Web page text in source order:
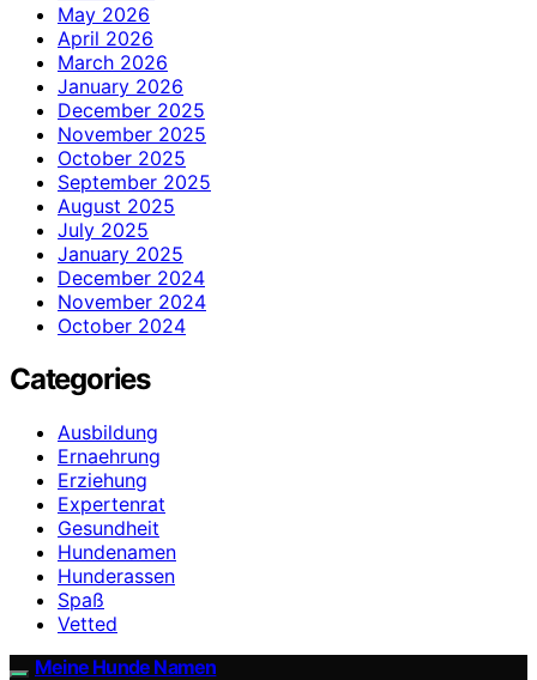
May 2026
April 2026
March 2026
January 2026
December 2025
November 2025
October 2025
September 2025
August 2025
July 2025
January 2025
December 2024
November 2024
October 2024
Categories
Ausbildung
Ernaehrung
Erziehung
Expertenrat
Gesundheit
Hundenamen
Hunderassen
Spaß
Vetted
Meine Hunde Namen